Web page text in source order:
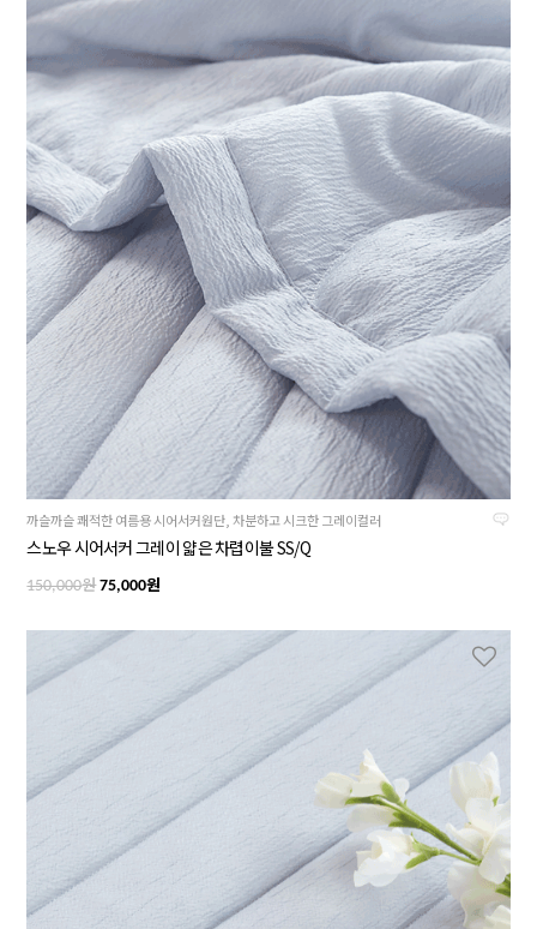
까슬까슬 쾌적한 여름용 시어서커원단, 차분하고 시크한 그레이컬러
스노우 시어서커 그레이 얇은 차렵이불 SS/Q
150,000원75,000원